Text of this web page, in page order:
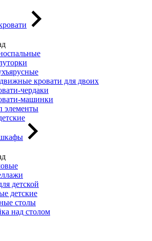
кровати для двоих
чердаки
машинки
элементы
детской
детские
столы
над столом